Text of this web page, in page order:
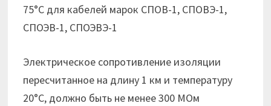
75°С для кабелей марок СПОВ-1, СПОВЭ-1,
СПОЭВ-1, СПОЭВЭ-1
Электрическое сопротивление изоляции
пересчитанное на длину 1 км и температуру
20°С, должно быть не менее 300 МОм